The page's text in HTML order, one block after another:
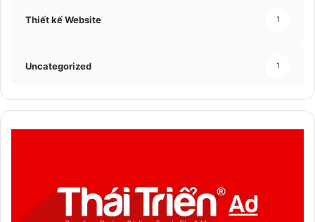
Thiết kế Website 1
Uncategorized 1